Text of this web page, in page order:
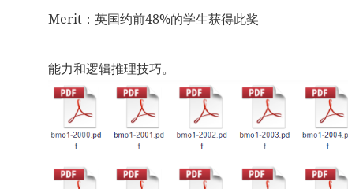
Merit：英国约前48%的学生获得此奖
能力和逻辑推理技巧。